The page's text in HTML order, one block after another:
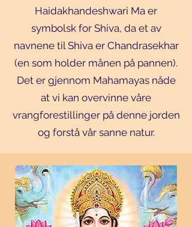
Haidakhandeshwari Ma er
symbolsk for Shiva, da et av
navnene til Shiva er Chandrasekhar
(en som holder månen på pannen).
Det er gjennom Mahamayas nåde
at vi kan overvinne våre
vrangforestillinger på denne jorden
og forstå vår sanne natur.